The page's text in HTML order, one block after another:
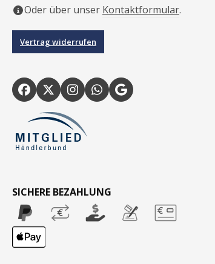
Oder über unser Kontaktformular.
Vertrag widerrufen
SICHERE BEZAHLUNG